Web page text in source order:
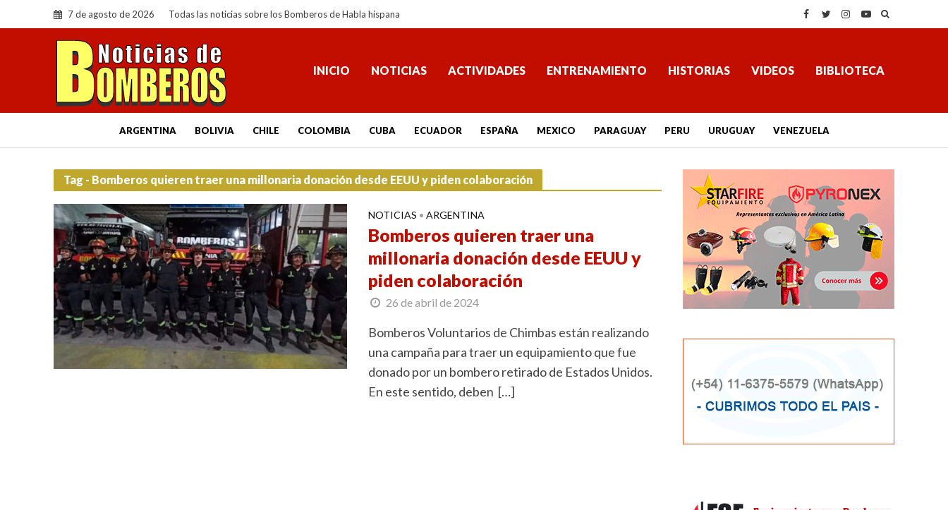
7 de agosto de 2026 Todas las noticias sobre los Bomberos de Habla hispana
INICIO NOTICIAS ACTIVIDADES ENTRENAMIENTO HISTORIAS VIDEOS BIBLIOTECA
ARGENTINA BOLIVIA CHILE COLOMBIA CUBA ECUADOR ESPAÑA MEXICO PARAGUAY PERU URUGUAY VENEZUELA
Tag - Bomberos quieren traer una millonaria donación desde EEUU y piden colaboración
NOTICIAS • ARGENTINA
Bomberos quieren traer una
millonaria donación desde EEUU y
piden colaboración
26 de abril de 2024
Bomberos Voluntarios de Chimbas están realizando
una campaña para traer un equipamiento que fue
donado por un bombero retirado de Estados Unidos.
En este sentido, deben […]